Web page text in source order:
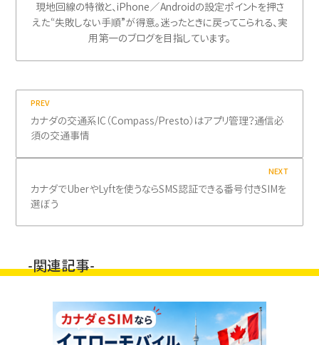
現地回線の特徴と、iPhone／Androidの設定ポイントを押さ
えた“失敗しない手順”が得意。迷ったときに戻ってこられる、実
用第一のブログを目指しています。
PREV
カナダの交通系IC（Compass/Presto）はアプリ管理？通信必
須の交通事情
NEXT
カナダでUberやLyftを使うならSMS認証できる番号付きSIMを
選ぼう
-関連記事-